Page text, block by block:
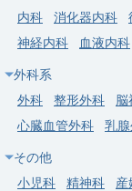
【牛久市】一般内
俸〜2,200万円）
求人病院名
社
募集科目 内科
勤務地
内科
消化器内科
神経内科
血液内科
外科系
外科
整形外科 脳
心臓血管外科
乳
その他
小児科
精神科 産